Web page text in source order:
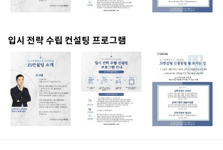
입시 전략 수립 컨설팅 프로그램